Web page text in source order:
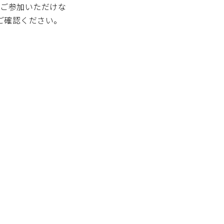
参加いただけな
認ください。